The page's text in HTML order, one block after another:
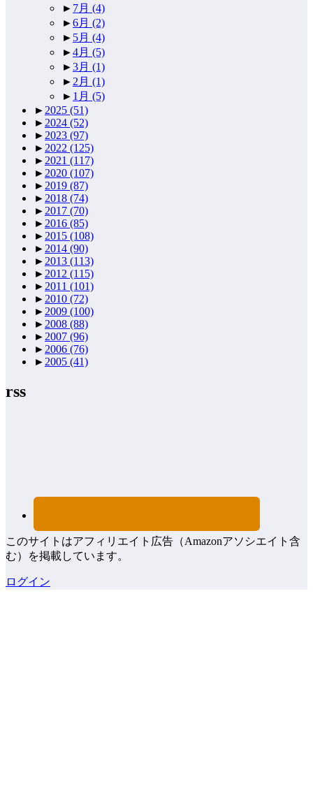
► 7月 (4)
►6月 (2)
► 5月 (4)
►4月 (5)
►3月 (1)
► 2月 (1)
► 1月 (5)
► 2025 (51)
► 2024 (52)
► 2023 (97)
► 2022 (125)
► 2021 (117)
► 2020 (107)
► 2019 (87)
► 2018 (74)
► 2017 (70)
► 2016 (85)
► 2015 (108)
► 2014 (90)
► 2013 (113)
► 2012 (115)
► 2011 (101)
► 2010 (72)
► 2009 (100)
► 2008 (88)
► 2007 (96)
► 2006 (76)
► 2005 (41)
rss
このサイトはアフィリエイト広告（Amazonアソシエイト含
む）を掲載しています。
ログイン